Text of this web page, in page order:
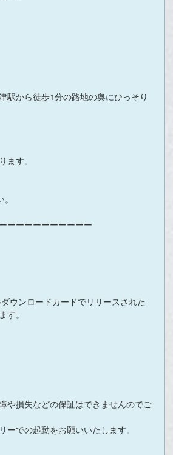
駅から徒歩1分の路地の奥にひっそり
ます。
ーーーーーーーーーー
ウンロードカードでリリースされた
ます。
や損失などの保証はできませんのでご
ーでの起動をお願いいたします。